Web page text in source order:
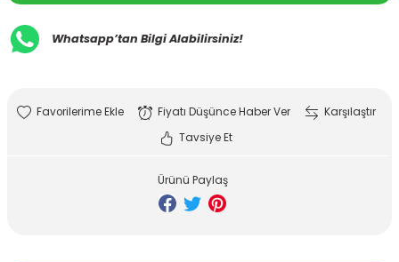
Whatsapp’tan Bilgi Alabilirsiniz!
Fiyatı Düşünce Haber Ver
Karşılaştır
Tavsiye Et
Ürünü Paylaş